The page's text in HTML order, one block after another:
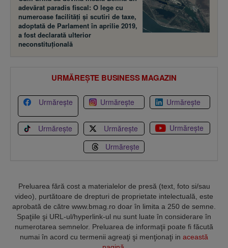
adevărat paradis fiscal: O lege cu
numeroase facilităţi şi scutiri de taxe,
adoptată de Parlament în aprilie 2019,
a fost declarată ulterior
neconstituţională
URMĂREȘTE BUSINESS MAGAZIN
Urmărește Urmărește Urmărește
Urmărește Urmărește
Urmărește
Urmărește
Preluarea fără cost a materialelor de presă (text, foto si/sau
video), purtătoare de drepturi de proprietate intelectuală, este
aprobată de către www.bmag.ro doar în limita a 250 de semne.
Spaţiile şi URL-ul/hyperlink-ul nu sunt luate în considerare în
numerotarea semnelor. Preluarea de informaţii poate fi făcută
numai în acord cu termenii agreaţi şi menţionaţi in această